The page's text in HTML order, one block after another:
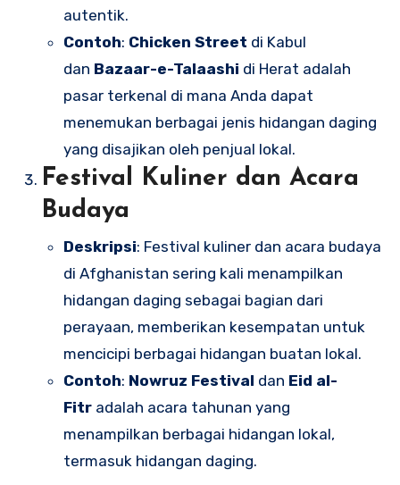
autentik.
Contoh: Chicken Street di Kabul
dan Bazaar-e-Talaashi di Herat adalah
pasar terkenal di mana Anda dapat
menemukan berbagai jenis hidangan daging
yang disajikan oleh penjual lokal.
Festival Kuliner dan Acara
Budaya
Deskripsi: Festival kuliner dan acara budaya
di Afghanistan sering kali menampilkan
hidangan daging sebagai bagian dari
perayaan, memberikan kesempatan untuk
mencicipi berbagai hidangan buatan lokal.
Contoh: Nowruz Festival dan Eid al-
Fitr adalah acara tahunan yang
menampilkan berbagai hidangan lokal,
termasuk hidangan daging.